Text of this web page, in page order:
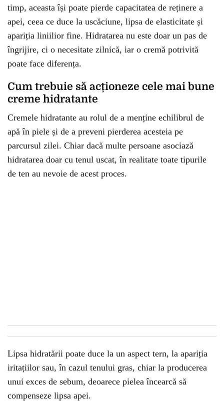
timp, aceasta își poate pierde capacitatea de reținere a
apei, ceea ce duce la uscăciune, lipsa de elasticitate și
apariția liniilior fine. Hidratarea nu este doar un pas de
îngrijire, ci o necesitate zilnică, iar o cremă potrivită
poate face diferența.
Cum trebuie să acționeze cele mai bune
creme hidratante
Cremele hidratante au rolul de a menține echilibrul de
apă în piele și de a preveni pierderea acesteia pe
parcursul zilei. Chiar dacă multe persoane asociază
hidratarea doar cu tenul uscat, în realitate toate tipurile
de ten au nevoie de acest proces.
Lipsa hidratării poate duce la un aspect tern, la apariția
iritațiilor sau, în cazul tenului gras, chiar la producerea
unui exces de sebum, deoarece pielea încearcă să
compenseze lipsa apei.